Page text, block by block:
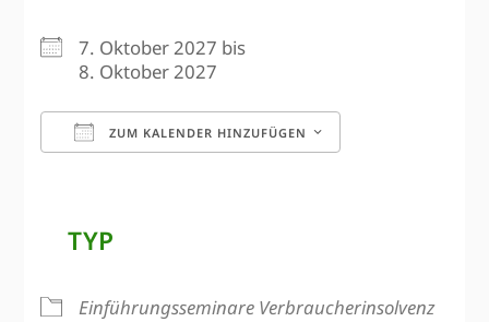
7. Oktober 2027 bis
8. Oktober 2027
ZUM KALENDER HINZUFÜGEN
TYP
Einführungsseminare Verbraucherinsolvenz